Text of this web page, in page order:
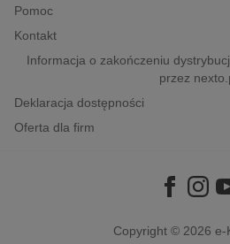
Pomoc
Kontakt
Informacja o zakończeniu
przez
Deklaracja dostępności
Oferta dla firm
Copyright © 2026 e-